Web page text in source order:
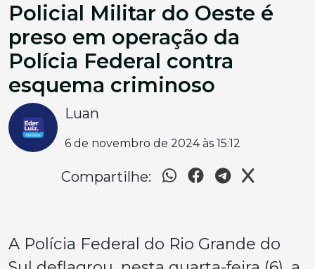
Policial Militar do Oeste é
preso em operação da
Polícia Federal contra
esquema criminoso
Luan
6 de novembro de 2024 às 15:12
Compartilhe:
A Polícia Federal do Rio Grande do